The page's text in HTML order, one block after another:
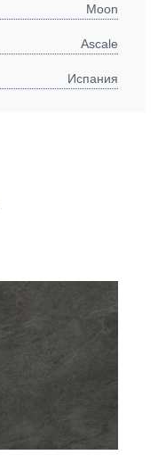
Moon
Ascale
Испания